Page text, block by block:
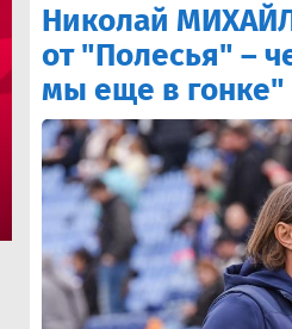
Николай
от "Полесья" –
мы еще в гонке"